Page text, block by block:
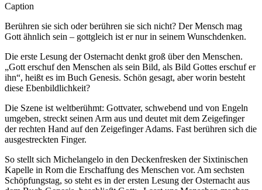
Caption
Berühren sie sich oder berühren sie sich nicht? Der Mensch mag
Gott ähnlich sein – gottgleich ist er nur in seinem Wunschdenken.
Die erste Lesung der Osternacht denkt groß über den Menschen.
„Gott erschuf den Menschen als sein Bild, als Bild Gottes erschuf er
ihn“, heißt es im Buch Genesis. Schön gesagt, aber worin besteht
diese Ebenbildlichkeit?
Die Szene ist weltberühmt: Gottvater, schwebend und von Engeln
umgeben, streckt seinen Arm aus und deutet mit dem Zeigefinger
der rechten Hand auf den Zeigefinger Adams. Fast berühren sich die
ausgestreckten Finger.
So stellt sich Michelangelo in den Deckenfresken der Sixtinischen
Kapelle in Rom die Erschaffung des Menschen vor. Am sechsten
Schöpfungstag, so steht es in der ersten Lesung der Osternacht aus